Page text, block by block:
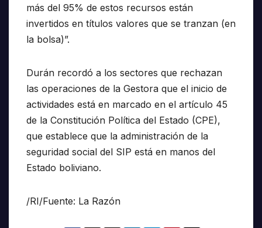
más del 95% de estos recursos están
invertidos en títulos valores que se tranzan (en
la bolsa)”.
Durán recordó a los sectores que rechazan
las operaciones de la Gestora que el inicio de
actividades está en marcado en el artículo 45
de la Constitución Política del Estado (CPE),
que establece que la administración de la
seguridad social del SIP está en manos del
Estado boliviano.
/RI/Fuente: La Razón